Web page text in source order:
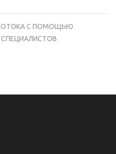
С ПОМОЩЬЮ